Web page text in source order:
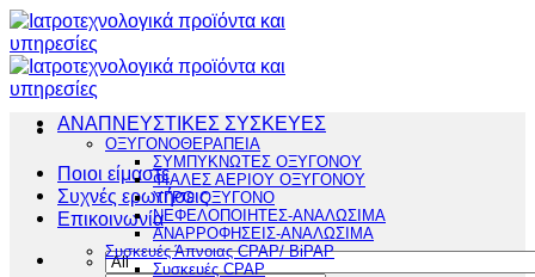
Μετάβαση
στο
περιεχόμενο
Ποιοι είμαστε
Συχνές ερωτήσεις
Επικοινωνία
ΑΝΑΠΝΕΥΣΤΙΚΕΣ ΣΥΣΚΕΥΕΣ
ΟΞΥΓΟΝΟΘΕΡΑΠΕΙΑ
ΣΥΜΠΥΚΝΩΤΕΣ ΟΞΥΓΟΝΟΥ
ΦΙΑΛΕΣ ΑΕΡΙΟΥ ΟΞΥΓΟΝΟΥ
ΥΓΡΟ ΟΞΥΓΟΝΟ
ΝΕΦΕΛΟΠΟΙΗΤΕΣ-ΑΝΑΛΩΣΙΜΑ
ΑΝΑΡΡΟΦΗΣΕΙΣ-ΑΝΑΛΩΣΙΜΑ
Συσκευές Άπνοιας CPAP/ BiPAP
Συσκευές CPAP